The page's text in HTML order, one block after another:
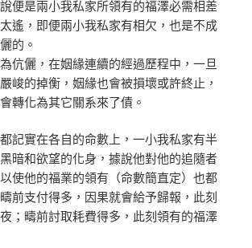
便是兩小我私家所領有的福澤必需相差
遙，即便兩小我私家有相欠，也是不成
的。
儷，在姻緣連續的經過歷程中，一旦
峻的掉衡，姻緣也會被損壞或許終止，
轉化為其它關系來了債。
實在各自的命數上，一小我私家有半
暗和欲望的化身，據說他對他的追隨者
使他的福業的領有（命數簡直定）也都
前支付得多，因果就會給予歸報，此刻
；疇前討取耗費得多，此刻領有的福澤